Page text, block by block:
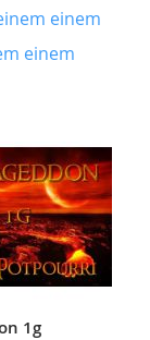
einem
einem
1g